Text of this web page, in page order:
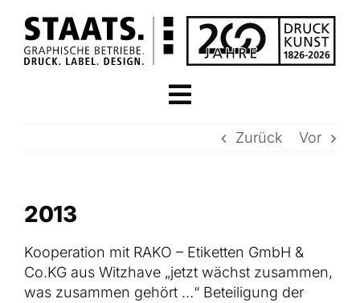
Inhalt
springen
Toggle
Navigation
STARTSEITE
PREMIUM VEREDELUNGEN
Zurück Vor
2013
Kooperation mit RAKO – Etiketten GmbH &
Co.KG aus Witzhave „jetzt wächst zusammen,
was zusammen gehört …“ Beteiligung der